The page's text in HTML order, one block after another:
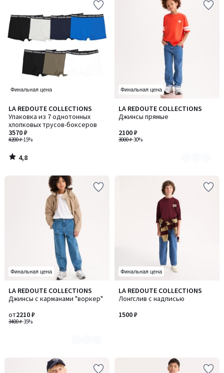
Финальная цена
LA REDOUTE COLLECTIONS
Упаковка из 7 однотонных
хлопковых трусов-боксеров
4200 ₽-15%
3570 ₽
4,8
/ 5
4,8
/
Финальная цена
LA REDOUTE COLLECTIONS
Джинсы прямые
3000 ₽-30%
2100 ₽
Количество
цветов:
2
Финальная цена
LA REDOUTE COLLECTIONS
Джинсы с карманами "воркер"
3400 ₽-35%
от2210 ₽
Количество
цветов:
Финальная цена
LA REDOUTE COLLECTIONS
Лонгслив с надписью
1500 ₽